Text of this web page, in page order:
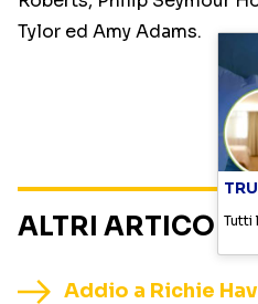
Tylor ed Amy Adams.
ALTRI ARTICOLI
Addio a Richie
Tutti